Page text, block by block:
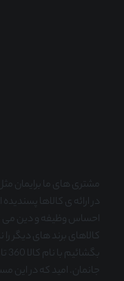
مشتری های ما برایمان
در ارائه ی کالاها
احساس وظیفه و دین می
کالاهای برند های دیگر
جانمان. امید که در این